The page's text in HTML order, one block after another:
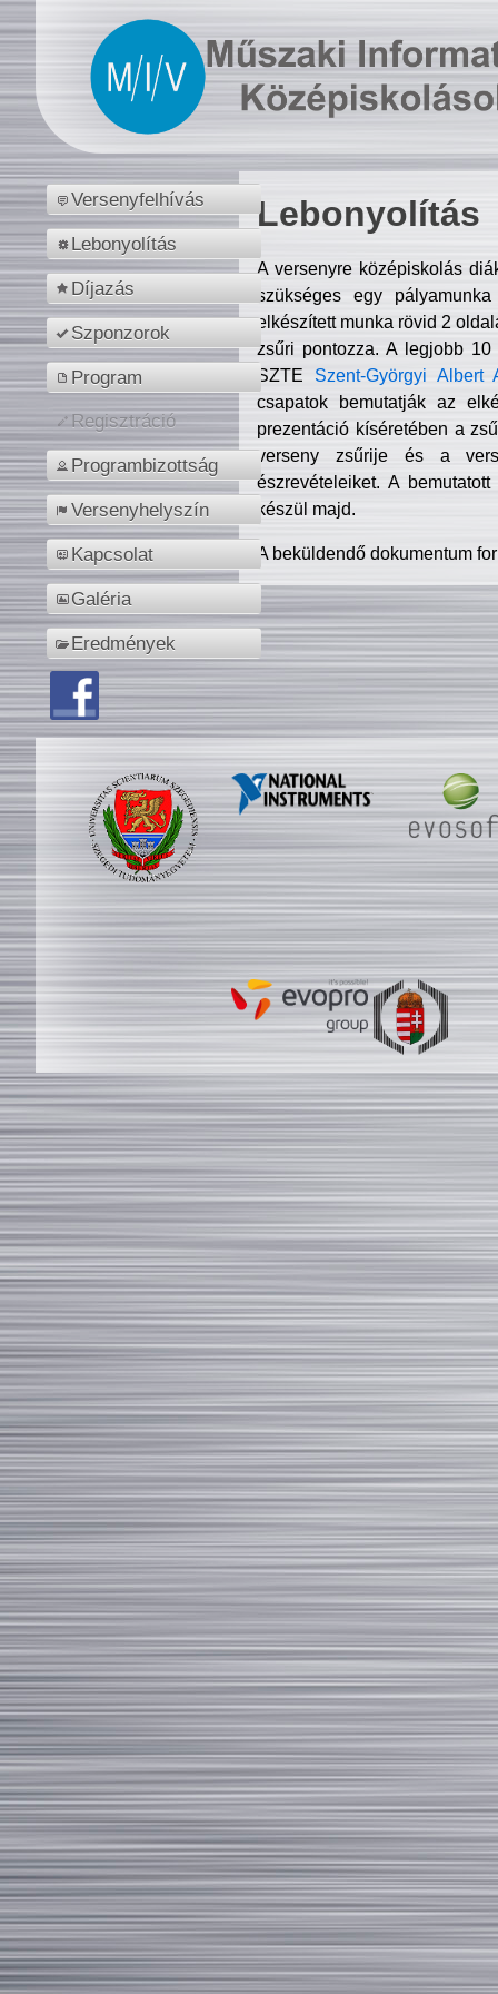
Versenyfelhívás
Lebonyolítás
Díjazás
Szponzorok
Program
Regisztráció
Programbizottság
Versenyhelyszín
Kapcsolat
Galéria
Eredmények
Lebonyolítás
A versenyre középiskolás
szükséges egy
elkészített munka rövid 2
zsűri pontozza. A legjobb
SZTE Szent-Györgyi Albert
csapatok bemutatják az
prezentáció kíséretében a
verseny zsűrije és a
észrevételeiket. A
készül majd.
A beküldendő dokumentum